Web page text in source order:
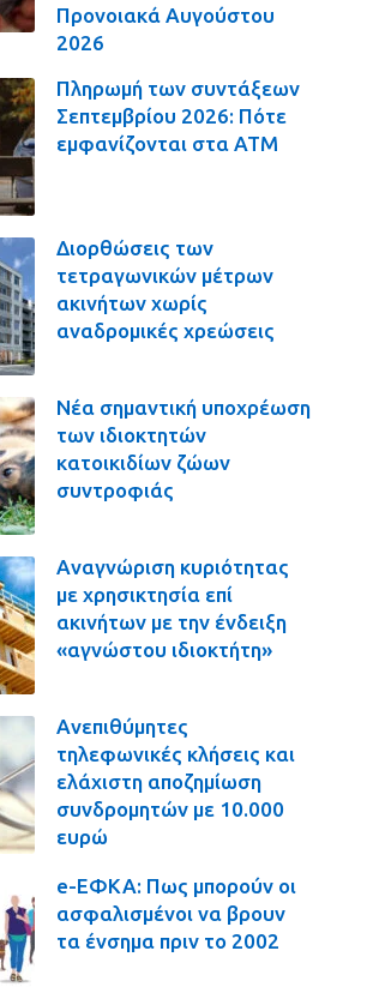
Προνοιακά Αυγούστου
2026
Πληρωμή των συντάξεων
Σεπτεμβρίου 2026: Πότε
εμφανίζονται στα ΑΤΜ
Διορθώσεις των
τετραγωνικών μέτρων
ακινήτων χωρίς
αναδρομικές χρεώσεις
Νέα σημαντική υποχρέωση
των ιδιοκτητών
κατοικιδίων ζώων
συντροφιάς
Αναγνώριση κυριότητας
με χρησικτησία επί
ακινήτων με την ένδειξη
«αγνώστου ιδιοκτήτη»
Ανεπιθύμητες
τηλεφωνικές κλήσεις και
ελάχιστη αποζημίωση
συνδρομητών με 10.000
ευρώ
e-ΕΦΚΑ: Πως μπορούν οι
ασφαλισμένοι να βρουν
τα ένσημα πριν το 2002